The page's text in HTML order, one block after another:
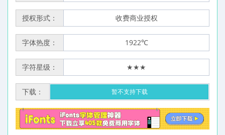
授权形式： 收费商业授权
字体热度： 1922℃
字符星级： ★★★
下载： 暂不支持下载